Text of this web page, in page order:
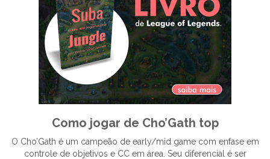
Como jogar de Cho’Gath top
O Cho’Gath é um campeão de early/mid game com enfase em
controle de objetivos e CC em área. Seu diferencial é ser